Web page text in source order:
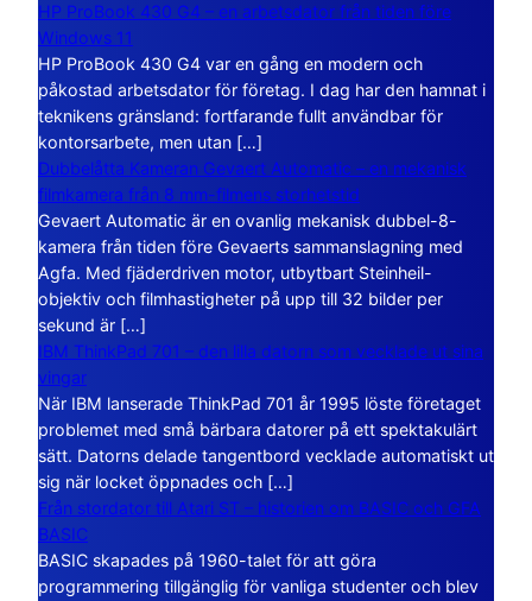
HP ProBook 430 G4 – en arbetsdator från tiden före
Windows 11
HP ProBook 430 G4 var en gång en modern och
påkostad arbetsdator för företag. I dag har den hamnat i
teknikens gränsland: fortfarande fullt användbar för
kontorsarbete, men utan […]
Dubbelåtta Kameran Gevaert Automatic – en mekanisk
filmkamera från 8 mm-filmens storhetstid
Gevaert Automatic är en ovanlig mekanisk dubbel-8-
kamera från tiden före Gevaerts sammanslagning med
Agfa. Med fjäderdriven motor, utbytbart Steinheil-
objektiv och filmhastigheter på upp till 32 bilder per
sekund är […]
IBM ThinkPad 701 – den lilla datorn som vecklade ut sina
vingar
När IBM lanserade ThinkPad 701 år 1995 löste företaget
problemet med små bärbara datorer på ett spektakulärt
sätt. Datorns delade tangentbord vecklade automatiskt ut
sig när locket öppnades och […]
Från stordator till Atari ST – historien om BASIC och GFA
BASIC
BASIC skapades på 1960-talet för att göra
programmering tillgänglig för vanliga studenter och blev